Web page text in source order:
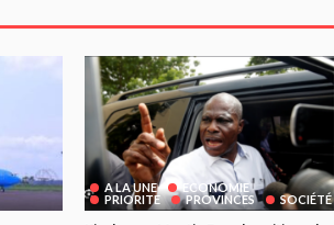
A LA UNE
ECONOMIE
PRIORITE
PROVINCES SOCIÉTÉ